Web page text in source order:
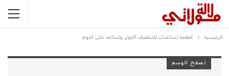
الرئيسية أطعمة تساعدك للتخفيف التوتر وتساعد على النوم
تصفح الوسم